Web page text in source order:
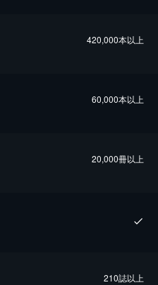
420,000本以上
60,000本以上
20,000冊以上
210誌以上